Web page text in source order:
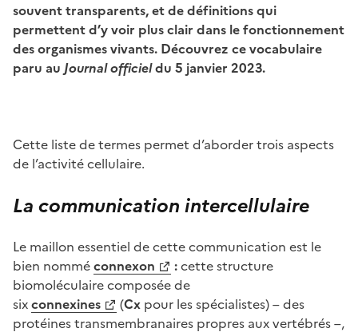
souvent transparents, et de définitions qui
permettent d’y voir plus clair dans le fonctionnement
des organismes vivants. Découvrez ce vocabulaire
paru au Journal officieldu 5 janvier 2023.
Cette liste de termes permet d’aborder trois aspects
de l’activité cellulaire.
La communication intercellulaire
Le maillon essentiel de cette communication est le
bien nomméconnexon :cette structure
biomoléculaire composée de
sixconnexines (Cx pour les spécialistes) – des
protéines transmembranaires propres aux vertébrés –,